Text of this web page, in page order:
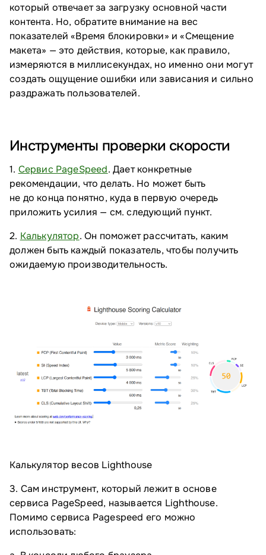
который отвечает за загрузку основной части
контента. Но, обратите внимание на вес
показателей «Время блокировки» и «Смещение
макета» — это действия, которые, как правило,
измеряются в миллисекундах, но именно они могут
создать ощущение ошибки или зависания и сильно
раздражать пользователей.
Инструменты проверки скорости
1. Сервис PageSpeed. Дает конкретные
рекомендации, что делать. Но может быть
не до конца понятно, куда в первую очередь
приложить усилия — см. следующий пункт.
2. Калькулятор. Он поможет рассчитать, каким
должен быть каждый показатель, чтобы получить
ожидаемую производительность.
Калькулятор весов Lighthouse
3. Сам инструмент, который лежит в основе
сервиса PageSpeed, называется Lighthouse.
Помимо сервиса Pagespeed его можно
использовать: